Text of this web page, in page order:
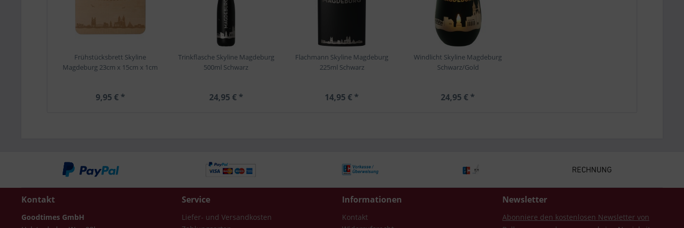
Frühstücksbrett Skyline
Magdeburg 23cm x 15cm x 1cm
9,95 € *
Trinkflasche Skyline Magdeburg
500ml Schwarz
24,95 € *
Flachmann Skyline Magdeburg
225ml Schwarz
14,95 € *
Windlicht Skyline Magdeburg
Schwarz/Gold
24,95 € *
Kontakt
Goodtimes GmbH
Service
Liefer- und Versandkosten
Informationen
Kontakt
Newsletter
Abonniere den kostenlosen Newsletter von